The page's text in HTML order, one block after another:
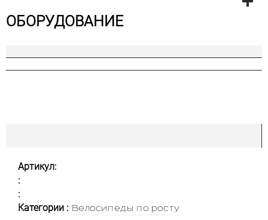
ОБОРУДОВАНИЕ
Артикул:
:
:
Категории : Велосипеды по росту